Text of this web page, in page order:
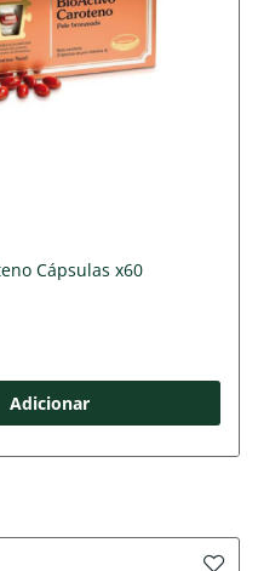
Cápsulas x60
Adicionar